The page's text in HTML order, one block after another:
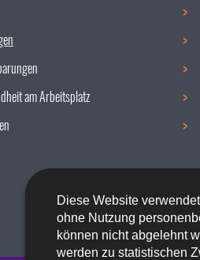
Diese Website
ohne Nutzung
können nicht abgelehnt
werden zu statistischen
am Arbeitsplatz